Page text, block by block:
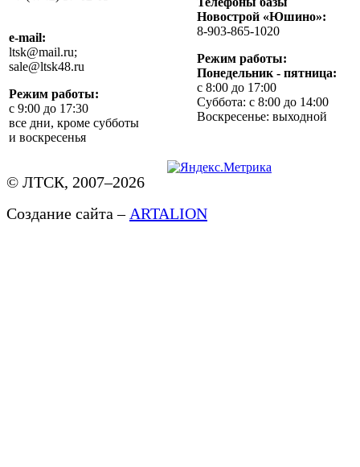
e-mail:
ltsk@mail.ru;
sale@ltsk48.ru
Режим работы:
с 9:00 до 17:30
все дни, кроме субботы
и воскресенья
Новострой «Юшино»:
8-903-865-1020
Режим работы:
Понедельник - пятница:
с 8:00 до 17:00
Суббота: с 8:00 до 14:00
Воскресенье: выходной
© ЛТСК, 2007–2026
Создание сайта –ARTALION